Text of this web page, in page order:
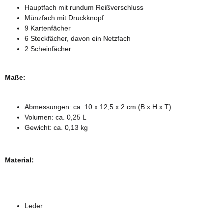
Hauptfach mit rundum Reißverschluss
Münzfach mit Druckknopf
9 Kartenfächer
6 Steckfächer, davon ein Netzfach
2 Scheinfächer
Maße:
Abmessungen: ca. 10 x 12,5 x 2 cm (B x H x T)
Volumen: ca. 0,25 L
Gewicht: ca. 0,13 kg
Material:
Leder